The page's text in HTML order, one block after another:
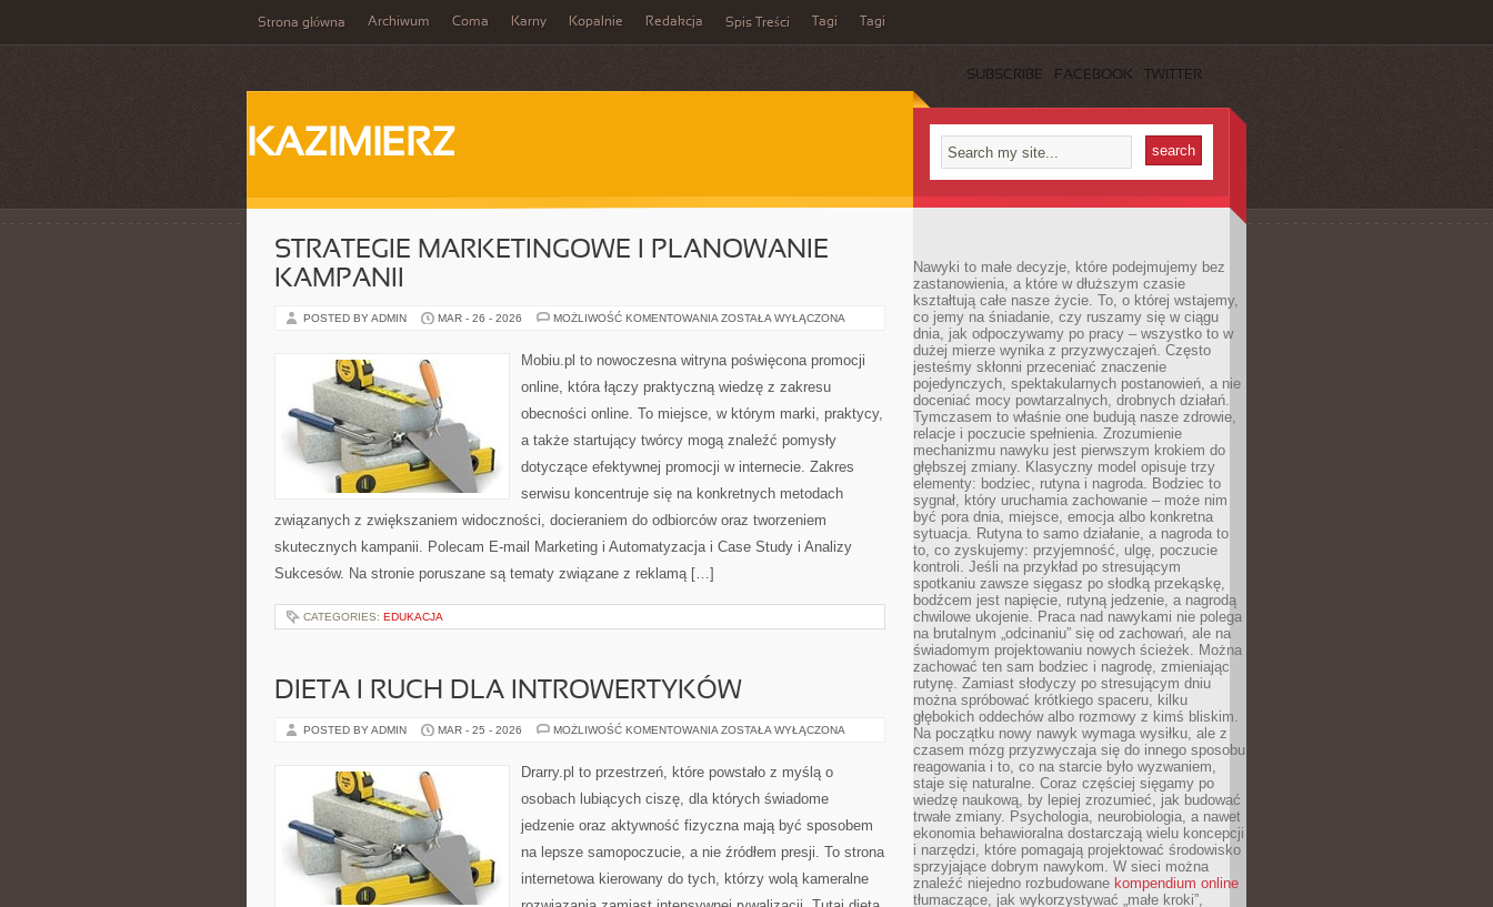
Strona główna Archiwum Coma Karny Kopalnie Redakcja Spis Treści Tagi Tagi
SUBSCRIBE FACEBOOK TWITTER
KAZIMIERZ
STRATEGIE MARKETINGOWE I PLANOWANIE
KAMPANII
POSTED BY ADMIN MAR - 26 - 2026 MOŻLIWOŚĆ KOMENTOWANIA STRATEGIE
PLANOWANIE
KAMPANII
ZOSTAŁA WYŁĄCZONA
Mobiu.pl to nowoczesna witryna poświęcona promocji
online, która łączy praktyczną wiedzę z zakresu
obecności online. To miejsce, w którym marki, praktycy,
a także startujący twórcy mogą znaleźć pomysły
dotyczące efektywnej promocji w internecie. Zakres
serwisu koncentruje się na konkretnych metodach
związanych z zwiększaniem widoczności, docieraniem do odbiorców oraz tworzeniem
skutecznych kampanii. Polecam E-mail Marketing i Automatyzacja i Case Study i Analizy
Sukcesów. Na stronie poruszane są tematy związane z reklamą […]
CATEGORIES: EDUKACJA
DIETA I RUCH DLA INTROWERTYKÓW
POSTED BY ADMIN MAR - 25 - 2026 MOŻLIWOŚĆ KOMENTOWANIA DIETA
INTROWERTYKÓW
ZOSTAŁA WYŁĄCZONA
Drarry.pl to przestrzeń, które powstało z myślą o
osobach lubiących ciszę, dla których świadome
jedzenie oraz aktywność fizyczna mają być sposobem
na lepsze samopoczucie, a nie źródłem presji. To strona
internetowa kierowany do tych, którzy wolą kameralne
Nawyki to małe decyzje, które podejmujemy bez
zastanowienia, a które w dłuższym czasie
kształtują całe nasze życie. To, o której wstajemy,
co jemy na śniadanie, czy ruszamy się w ciągu
dnia, jak odpoczywamy po pracy – wszystko to w
dużej mierze wynika z przyzwyczajeń. Często
jesteśmy skłonni przeceniać znaczenie
pojedynczych, spektakularnych postanowień, a nie
doceniać mocy powtarzalnych, drobnych działań.
Tymczasem to właśnie one budują nasze zdrowie,
relacje i poczucie spełnienia. Zrozumienie
mechanizmu nawyku jest pierwszym krokiem do
głębszej zmiany. Klasyczny model opisuje trzy
elementy: bodziec, rutyna i nagroda. Bodziec to
sygnał, który uruchamia zachowanie – może nim
być pora dnia, miejsce, emocja albo konkretna
sytuacja. Rutyna to samo działanie, a nagroda to
to, co zyskujemy: przyjemność, ulgę, poczucie
kontroli. Jeśli na przykład po stresującym
spotkaniu zawsze sięgasz po słodką przekąskę,
bodźcem jest napięcie, rutyną jedzenie, a nagrodą
chwilowe ukojenie. Praca nad nawykami nie polega
na brutalnym „odcinaniu” się od zachowań, ale na
świadomym projektowaniu nowych ścieżek. Można
zachować ten sam bodziec i nagrodę, zmieniając
rutynę. Zamiast słodyczy po stresującym dniu
można spróbować krótkiego spaceru, kilku
głębokich oddechów albo rozmowy z kimś bliskim.
Na początku nowy nawyk wymaga wysiłku, ale z
czasem mózg przyzwyczaja się do innego sposobu
reagowania i to, co na starcie było wyzwaniem,
staje się naturalne. Coraz częściej sięgamy po
wiedzę naukową, by lepiej zrozumieć, jak budować
trwałe zmiany. Psychologia, neurobiologia, a nawet
ekonomia behawioralna dostarczają wielu koncepcji
i narzędzi, które pomagają projektować środowisko
sprzyjające dobrym nawykom. W sieci można
znaleźć niejedno rozbudowane kompendium online
tłumaczące, jak wykorzystywać „małe kroki”,